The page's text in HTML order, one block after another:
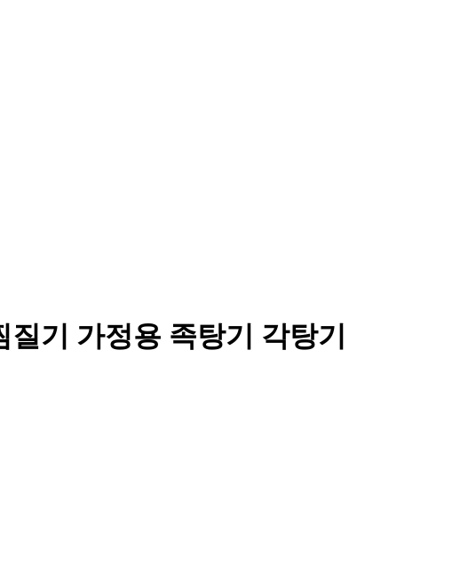
기 가정용 족탕기 각탕기